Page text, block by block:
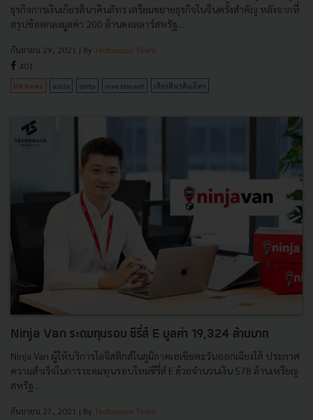
ธุรกิจการเงินเกียรตินาคินภัทร เตรียมขยายธุรกิจในจีนครั้งสำคัญ หลังจากที่
สรุปข้อตกลงมูลค่า 200 ล้านดอลลาร์สหรัฐ...
กันยายน 29, 2021 | By Techsauce Team
401
PR News addx qldp investment เกียรตินาคินภัทร
Ninja Van ระดมทุนรอบ ซีรี่ส์ E มูลค่า 19,324 ล้านบาท
Ninja Van ผู้ให้บริการโลจิสติกส์ในภูมิภาคเอเชียตะวันออกเฉียงใต้ ประกาศ
ความสำเร็จในการระดมทุนรอบใหม่ซีรี่ส์ E ด้วยจำนวนเงิน 578 ล้านเหรียญ
สหรัฐ...
กันยายน 27, 2021 | By Techsauce Team